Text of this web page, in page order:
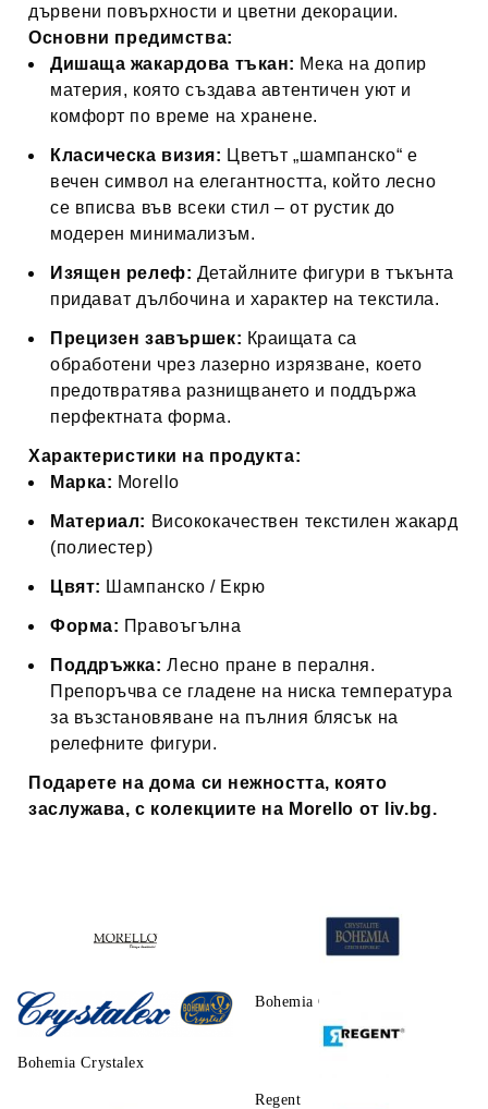
дървени повърхности и цветни декорации.
Основни предимства:
Дишаща жакардова тъкан: Мека на допир
материя, която създава автентичен уют и
комфорт по време на хранене.
Класическа визия: Цветът „шампанско“ е
вечен символ на елегантността, който лесно
се вписва във всеки стил – от рустик до
модерен минимализъм.
Изящен релеф: Детайлните фигури в тъкънта
придават дълбочина и характер на текстила.
Прецизен завършек: Краищата са
обработени чрез лазерно изрязване, което
предотвратява разнищването и поддържа
перфектната форма.
Характеристики на продукта:
Марка: Morello
Материал: Висококачествен текстилен жакард
(полиестер)
Цвят: Шампанско / Екрю
Форма: Правоъгълна
Поддръжка: Лесно пране в пералня.
Препоръчва се гладене на ниска температура
за възстановяване на пълния блясък на
релефните фигури.
Подарете на дома си нежността, която
заслужава, с колекциите на Morello от liv.bg.
Morello Bohemia Crystalite
Bohemia Crystalex
Regent